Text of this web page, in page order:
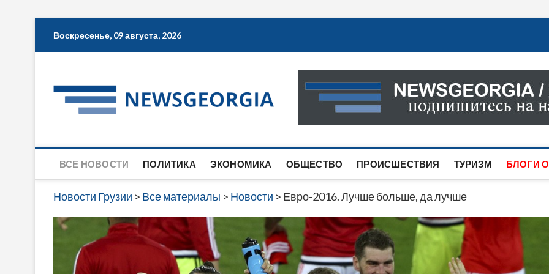
Воскресенье, 09 августа, 2026
Новости Грузии
САМАЯ АКТУАЛЬНАЯ ИНФОРМАЦИЯ О СОБЫТИЯХ
САЙТЕ ВЫ НАЙДЕТЕ НОВОСТИ ПОЛИТИКИ,
ВСЕ НОВОСТИ ПОЛИТИКА ЭКОНОМИКА ОБЩЕСТВО ПРОИСШЕСТВИЯ ТУРИЗМ БЛОГИ
Новости Грузии > Все материалы > Новости > Евро-2016. Лучше больше, да лучше